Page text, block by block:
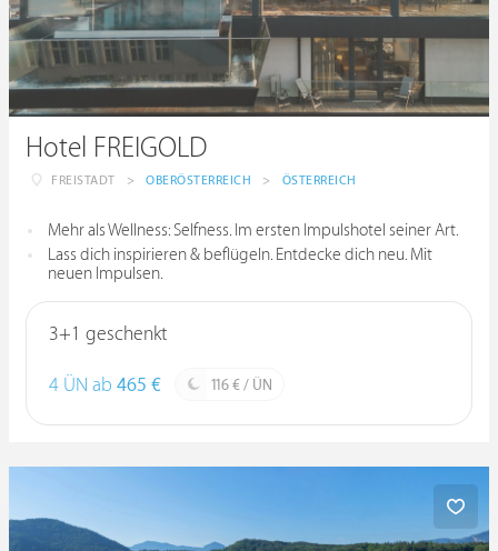
Hotel FREIGOLD
FREISTADT > OBERÖSTERREICH > ÖSTERREICH
Mehr als Wellness: Selfness. Im ersten Impulshotel seiner Art.
Lass dich inspirieren & beflügeln. Entdecke dich neu. Mit
neuen Impulsen.
3+1 geschenkt
4 ÜN ab 465 € 116 € / ÜN